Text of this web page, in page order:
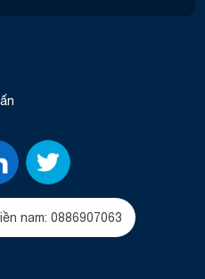
nam: 0886907063